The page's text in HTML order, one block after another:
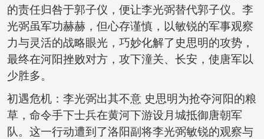
的责任归咎于郭子仪，便让李光弼替代郭子仪。李
光弼虽军功赫赫，但心存谨慎，以敏锐的军事观察
力与灵活的战略眼光，巧妙化解了史思明的攻势，
最终在河阳挫败对方，攻下潼关、长安，使唐军以
少胜多。
初遇危机：李光弼出其不意 史思明为抢夺河阳的粮
草，命令手下士兵在黄河下游设月城抵御唐朝军
队。这一行动遭到了洛阳副将李光弼敏锐的观察与